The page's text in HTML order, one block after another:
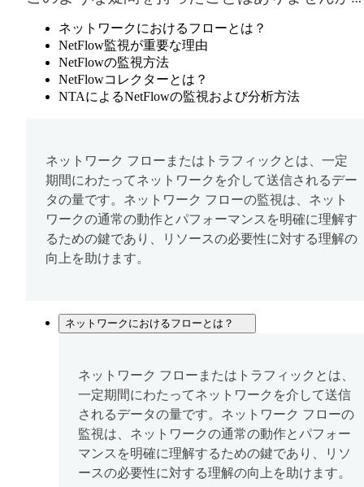
ネットワークにおけるフローとは？
NetFlow監視が重要な理由
NetFlowの監視方法
NetFlowコレクターとは？
NTAによるNetFlowの監視および分析方法
ネットワーク フローまたはトラフィックとは、一定
期間にわたってネットワークを介して送信されるデー
タの量です。ネットワーク フローの監視は、ネット
ワークの通常の動作とパフォーマンスを明確に理解す
るための鍵であり、リソースの必要性に対する理解の
向上を助けます。
ネットワークにおけるフローとは？
ネットワーク フローまたはトラフィックとは、
一定期間にわたってネットワークを介して送信
されるデータの量です。ネットワーク フローの
監視は、ネットワークの通常の動作とパフォー
マンスを明確に理解するための鍵であり、リソ
ースの必要性に対する理解の向上を助けます。